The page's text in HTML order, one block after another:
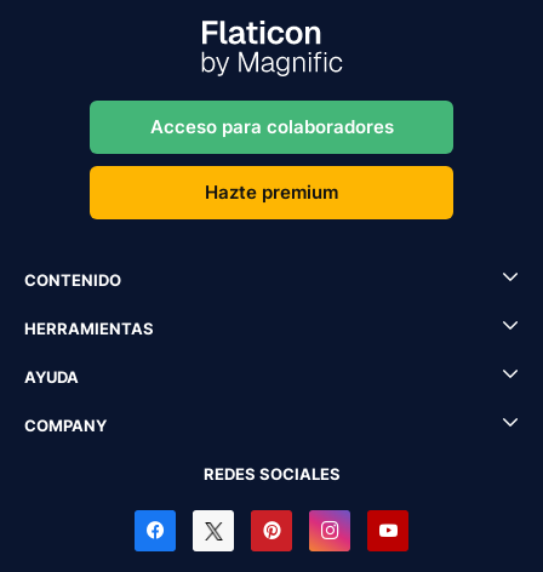
Acceso para colaboradores
Hazte premium
CONTENIDO
HERRAMIENTAS
AYUDA
COMPANY
REDES SOCIALES